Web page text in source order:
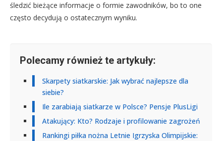
śledzić bieżące informacje o formie zawodników, bo to one
często decydują o ostatecznym wyniku.
Polecamy również te artykuły:
Skarpety siatkarskie: Jak wybrać najlepsze dla
siebie?
Ile zarabiają siatkarze w Polsce? Pensje PlusLigi
Atakujący: Kto? Rodzaje i profilowanie zagrożeń
Rankingi piłka nożna Letnie Igrzyska Olimpijskie: